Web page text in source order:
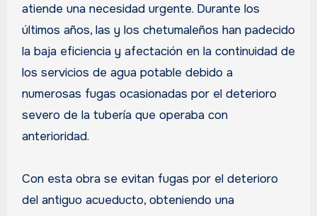
atiende una necesidad urgente. Durante los
últimos años, las y los chetumaleños han padecido
la baja eficiencia y afectación en la continuidad de
los servicios de agua potable debido a
numerosas fugas ocasionadas por el deterioro
severo de la tubería que operaba con
anterioridad.
Con esta obra se evitan fugas por el deterioro
del antiguo acueducto, obteniendo una